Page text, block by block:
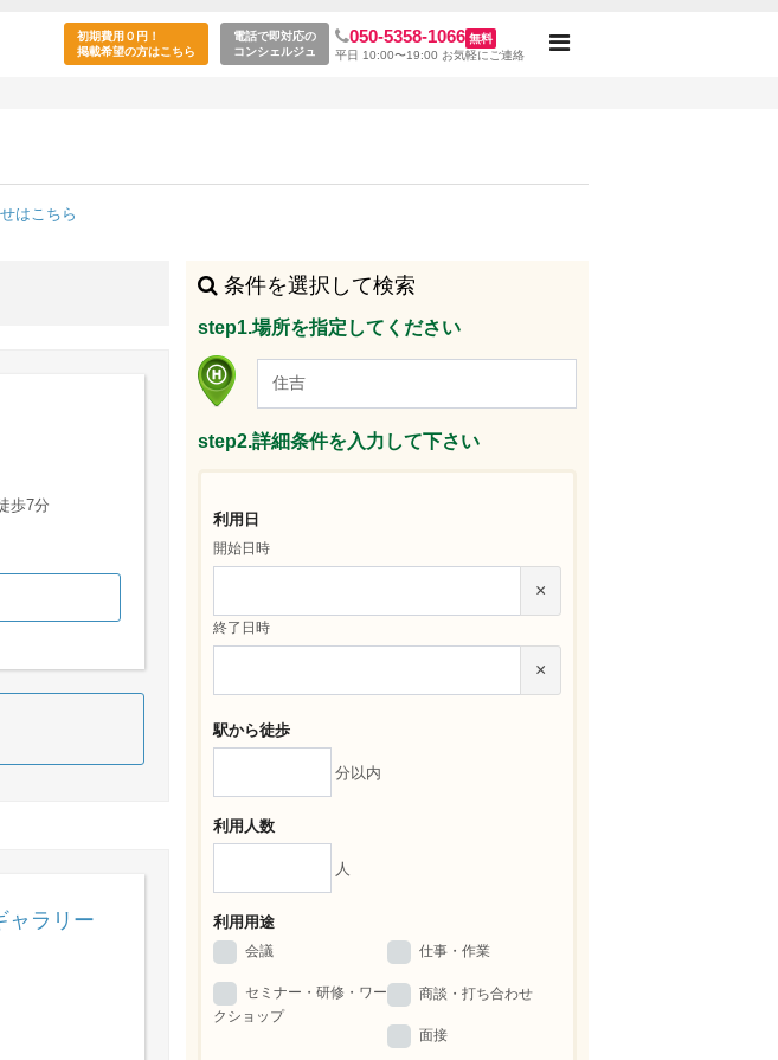
ンタルスペース一覧
初期費用０円！
掲載希望の方はこちら
電話で即対応の
コンシェルジュ
050-5358-1066 無料
平日 10:00〜19:00 お気軽にご連絡
Toggle
はこちら
歩7分
ャラリー
条件を選択して検索
step1.場所を指定してください
step2.詳細条件を入力して下さい
利用日
開始日時
×
終了日時
×
駅から徒歩
分以内
利用人数
人
利用用途
会議 仕事・作業
セミナー・研修・ワー
クショップ
商談・打ち合わせ
面接